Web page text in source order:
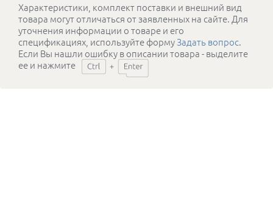
Характеристики, комплект поставки и внешний вид
товара могут отличаться от заявленных на сайте. Для
уточнения информации о товаре и его
спецификациях, используйте формуЗадать вопрос.
Если Вы нашли ошибку в описании товара - выделите
ее и нажмите